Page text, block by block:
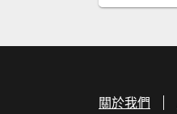
關於我們